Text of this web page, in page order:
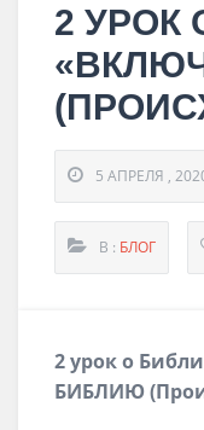
2 УРОК
5 АПРЕЛЯ ,
В : БЛОГ
2 урок о
БИБЛИЮ